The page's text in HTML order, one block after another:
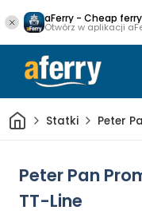
aFerry - Cheap
Otwórz w aplikacji
DomStatki Peter
Peter Pan
TT-Line